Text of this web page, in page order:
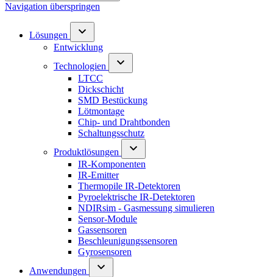
Navigation überspringen
Lösungen
Entwicklung
Technologien
LTCC
Dickschicht
SMD Bestückung
Lötmontage
Chip- und Drahtbonden
Schaltungsschutz
Produktlösungen
IR-Komponenten
IR-Emitter
Thermopile IR-Detektoren
Pyroelektrische IR-Detektoren
NDIRsim - Gasmessung simulieren
Sensor-Module
Gassensoren
Beschleunigungssensoren
Gyrosensoren
Anwendungen